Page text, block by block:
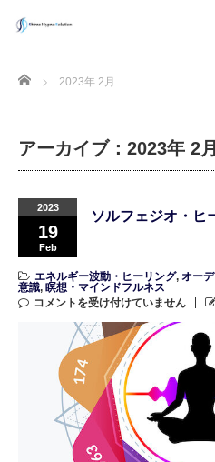
Home 2023年 2月
アーカイブ：2023年 2月
2023
19
Feb
ソルフェジオ・ヒ
エネルギー波動・ヒーリング, オー
意識, 瞑想・マインドフルネス
コメントを受け付けていません